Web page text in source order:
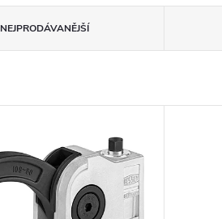
NEJPRODÁVANĚJŠÍ